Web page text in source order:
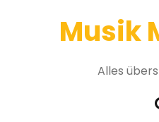
Musik
Alles